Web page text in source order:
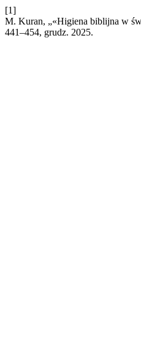
[1]
M. Kuran, „«Higiena biblijna w
441–454, grudz. 2025.